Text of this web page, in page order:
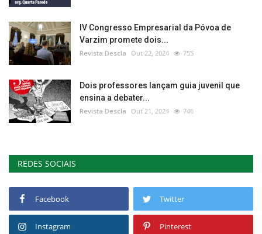
IV Congresso Empresarial da Póvoa de
Varzim promete dois...
Revista Descla Out 22, 2024 755
Dois professores lançam guia juvenil que
ensina a debater...
Revista Descla Out 21, 2024 746
REDES SOCIAIS
Facebook Twitter
Instagram Pinterest